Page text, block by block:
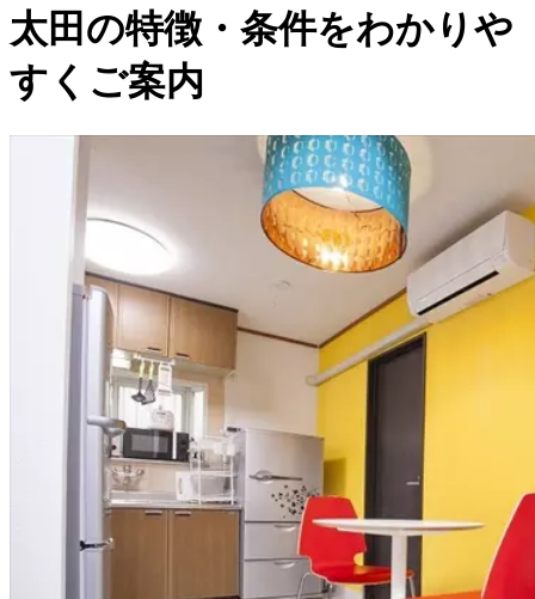
太田の特徴・条件をわかりや
すくご案内